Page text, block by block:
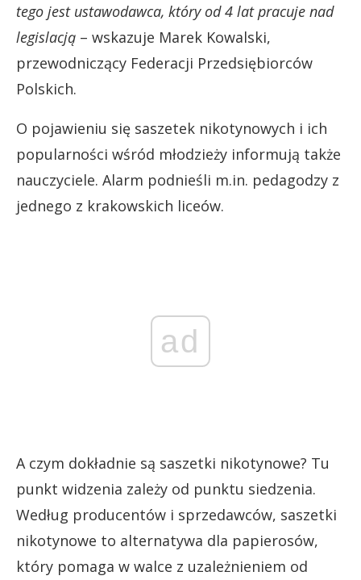
tego jest ustawodawca, który od 4 lat pracuje nad
legislacją – wskazuje Marek Kowalski,
przewodniczący Federacji Przedsiębiorców
Polskich.
O pojawieniu się saszetek nikotynowych i ich
popularności wśród młodzieży informują także
nauczyciele. Alarm podnieśli m.in. pedagodzy z
jednego z krakowskich liceów.
ad
A czym dokładnie są saszetki nikotynowe? Tu
punkt widzenia zależy od punktu siedzenia.
Według producentów i sprzedawców, saszetki
nikotynowe to alternatywa dla papierosów,
który pomaga w walce z uzależnieniem od